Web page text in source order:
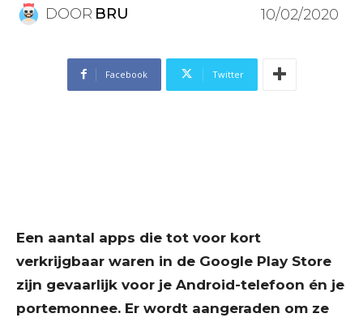
DOOR BRU 10/02/2020
Facebook Twitter
Een aantal apps die tot voor kort
verkrijgbaar waren in de Google Play Store
zijn gevaarlijk voor je Android-telefoon én je
portemonnee. Er wordt aangeraden om ze